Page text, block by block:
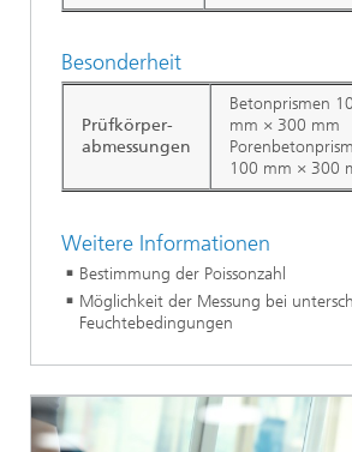
Besonderheit
Prüfkörper-
abmessungen
Betonprismen
mm × 300 mm
100 mm × 300
Weitere Informationen
Bestimmung der Poissonzahl
Möglichkeit der Messung bei
Feuchtebedingungen